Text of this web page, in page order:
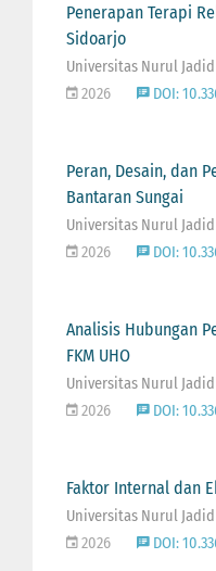
Penerapan Terapi
Sidoarjo
Universitas Nurul Jadid
2026
DOI:
Peran, Desain, dan
Bantaran Sungai
Universitas Nurul Jadid
2026
DOI:
Analisis Hubungan
FKM UHO
Universitas Nurul Jadid
2026
DOI:
Faktor Internal dan
Universitas Nurul Jadid
2026
DOI: